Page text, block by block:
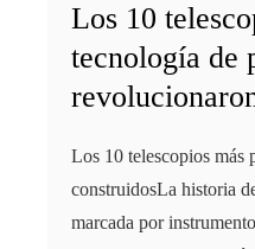
Los 10
tecnología de
Los 10 telescopios más
construidosLa historia
marcada por